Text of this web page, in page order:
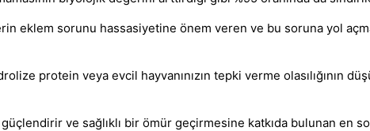
eklem sorunu hassasiyetine önem veren ve bu soruna yol
protein veya evcil hayvanınızın tepki verme olasılığının
güçlendirir ve sağlıklı bir ömür geçirmesine katkıda bulunan en